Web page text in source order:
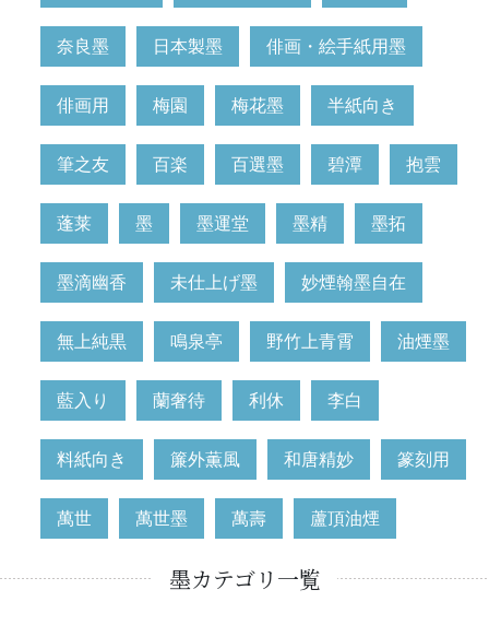
奈良墨 日本製墨 俳画・絵手紙用墨
俳画用 梅園 梅花墨 半紙向き
筆之友 百楽 百選墨 碧潭 抱雲
蓬莱 墨 墨運堂 墨精 墨拓
墨滴幽香 未仕上げ墨 妙煙翰墨自在
無上純黒 鳴泉亭 野竹上青霄 油煙墨
藍入り 蘭奢待 利休 李白
料紙向き 簾外薫風 和唐精妙 篆刻用
萬世 萬世墨 萬壽 蘆頂油煙
墨カテゴリ一覧